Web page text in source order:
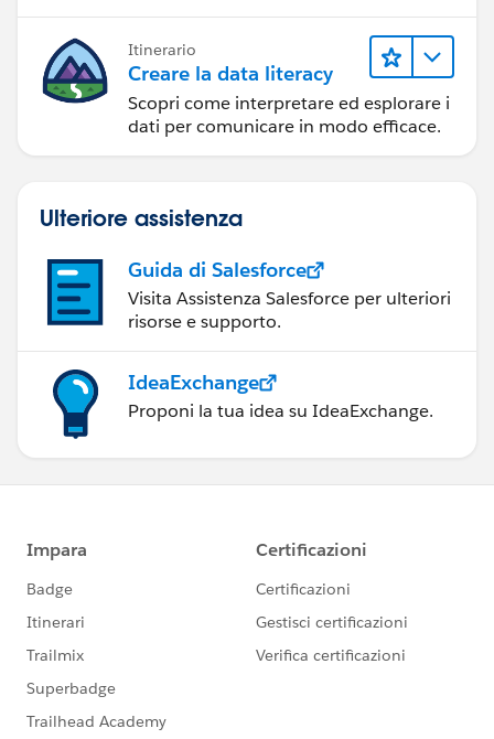
Itinerario
Creare la data literacy
Scopri come interpretare ed esplorare i
dati per comunicare in modo efficace.
Ulteriore assistenza
Guida di Salesforce
Visita Assistenza Salesforce per ulteriori
risorse e supporto.
IdeaExchange
Proponi la tua idea su IdeaExchange.